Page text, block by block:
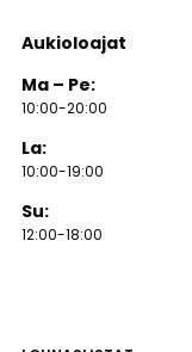
Aukioloajat
Ma – Pe:
10:00-20:00
La:
10:00-19:00
Su:
12:00-18:00